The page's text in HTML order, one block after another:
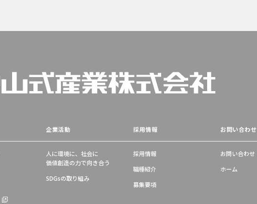
企業活動
人に環境に、社会に
価値創造の力で向き合う
SDGsの取り組み
採用情報
採用情報
職種紹介
募集要項
お問い合わせ
お問い合わせ
ホーム